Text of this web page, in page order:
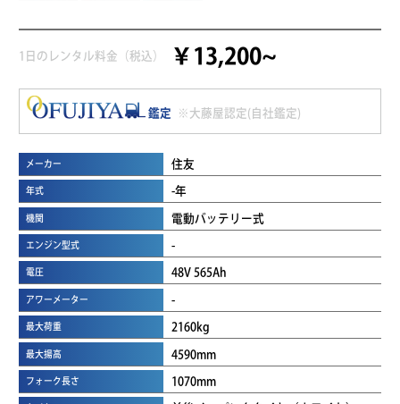
1日のレンタル料金（税込） ￥13,200~
鑑定 ※大藤屋認定(自社鑑定)
メーカー 住友
年式 -年
機関 電動バッテリー式
エンジン型式 -
電圧 48V 565Ah
アワーメーター -
最大荷重 2160kg
最大揚高 4590mm
フォーク長さ 1070mm